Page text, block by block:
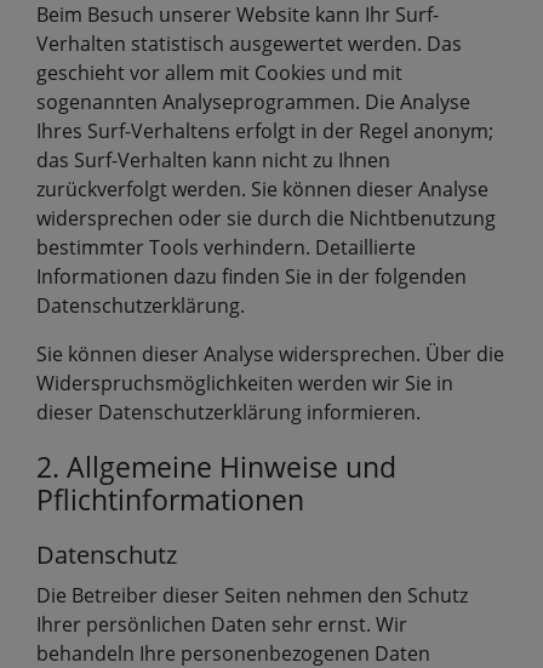
Beim Besuch unserer Website kann Ihr Surf-
Verhalten statistisch ausgewertet werden. Das
geschieht vor allem mit Cookies und mit
sogenannten Analyseprogrammen. Die Analyse
Ihres Surf-Verhaltens erfolgt in der Regel anonym;
das Surf-Verhalten kann nicht zu Ihnen
zurückverfolgt werden. Sie können dieser Analyse
widersprechen oder sie durch die Nichtbenutzung
bestimmter Tools verhindern. Detaillierte
Informationen dazu finden Sie in der folgenden
Datenschutzerklärung.
Sie können dieser Analyse widersprechen. Über die
Widerspruchsmöglichkeiten werden wir Sie in
dieser Datenschutzerklärung informieren.
2. Allgemeine Hinweise und
Pflichtinformationen
Datenschutz
Die Betreiber dieser Seiten nehmen den Schutz
Ihrer persönlichen Daten sehr ernst. Wir
behandeln Ihre personenbezogenen Daten